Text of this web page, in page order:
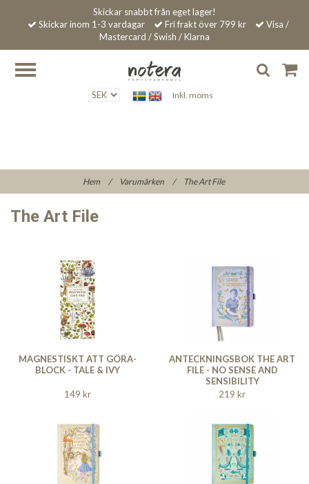
Skickar snabbt från eget lager!
Skickar inom 1-3 vardagar
Fri frakt över 799 kr
Visa /
Mastercard / Swish / Klarna
Inkl. moms
Hem / Varumärken / The Art File
The Art File
MAGNESTISKT ATT GÖRA-
BLOCK - TALE & IVY
149 kr
ANTECKNINGSBOK THE ART
FILE - NO SENSE AND
SENSIBILITY
219 kr